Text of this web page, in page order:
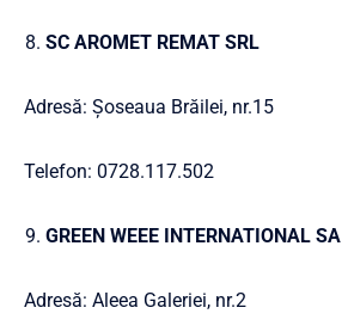
SC AROMET REMAT SRL
Adresă: Șoseaua Brăilei, nr.15
Telefon: 0728.117.502
GREEN WEEE INTERNATIONAL SA
Adresă: Aleea Galeriei, nr.2